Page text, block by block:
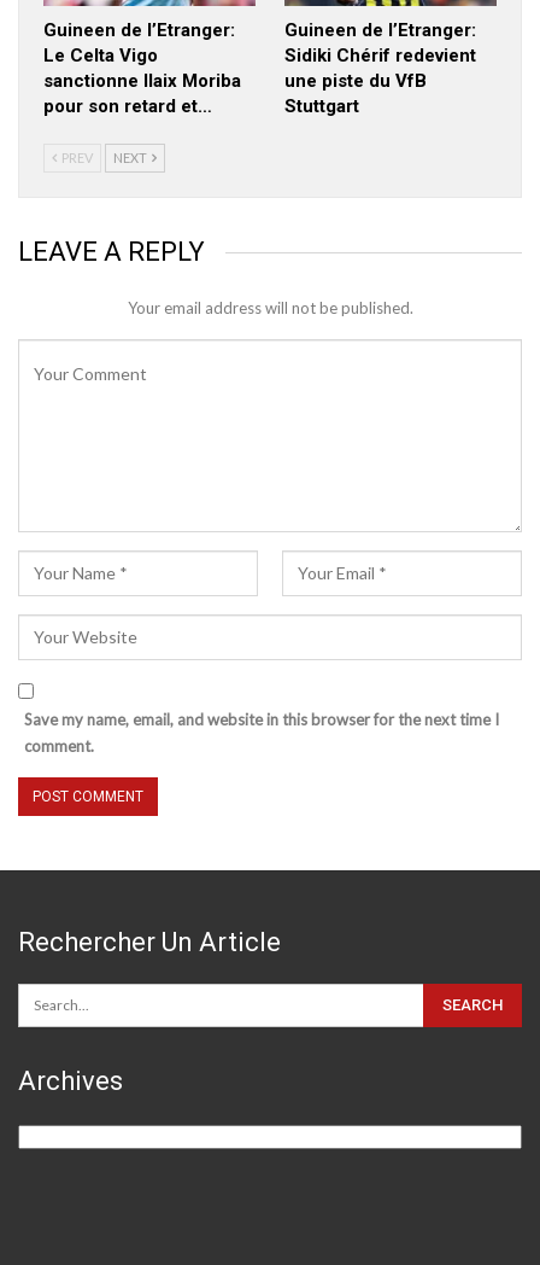
Guineen de l’Etranger:
Le Celta Vigo
sanctionne Ilaix Moriba
pour son retard et…
Guineen de l’Etranger:
Sidiki Chérif redevient
une piste du VfB
Stuttgart
PREV NEXT
LEAVE A REPLY
Your email address will not be published.
Save my name, email, and website in this browser for the next time I
comment.
Rechercher Un Article
Archives